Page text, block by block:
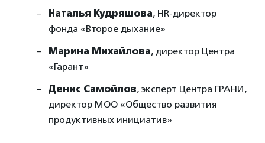
Наталья Кудряшова, HR-директор
фонда «Второе дыхание»
Марина Михайлова, директор Центра
«Гарант»
Денис Самойлов, эксперт Центра ГРАНИ,
директор МОО «Общество развития
продуктивных инициатив»